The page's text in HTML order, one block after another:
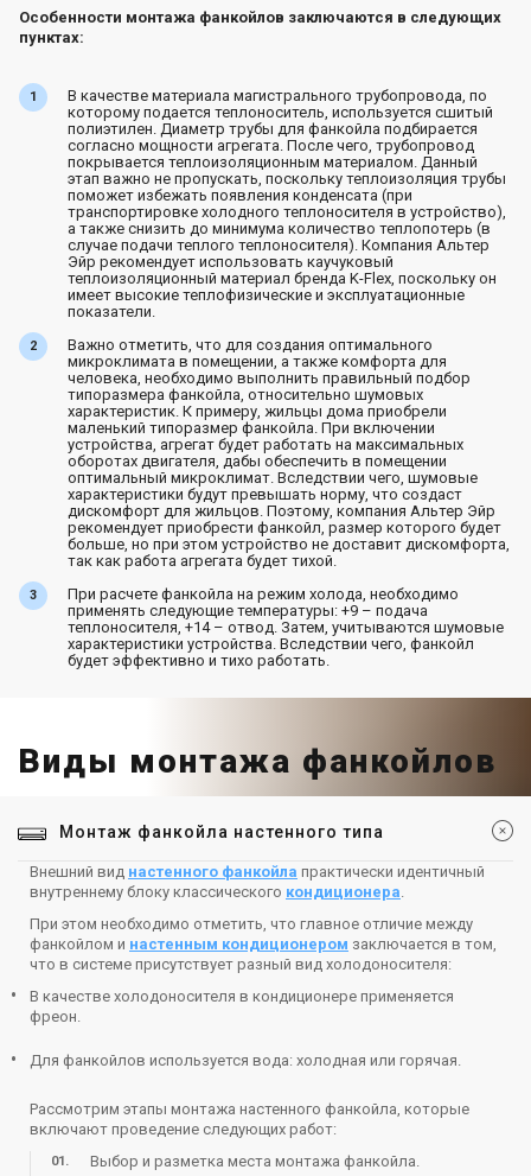
Особенности монтажа фанкойлов заключаются в следующих
пунктах:
В качестве материала магистрального трубопровода, по
которому подается теплоноситель, используется сшитый
полиэтилен. Диаметр трубы для фанкойла подбирается
согласно мощности агрегата. После чего, трубопровод
покрывается теплоизоляционным материалом. Данный
этап важно не пропускать, поскольку теплоизоляция трубы
поможет избежать появления конденсата (при
транспортировке холодного теплоносителя в устройство),
а также снизить до минимума количество теплопотерь (в
случае подачи теплого теплоносителя). Компания Альтер
Эйр рекомендует использовать каучуковый
теплоизоляционный материал бренда K-Flex, поскольку он
имеет высокие теплофизические и эксплуатационные
показатели.
Важно отметить, что для создания оптимального
микроклимата в помещении, а также комфорта для
человека, необходимо выполнить правильный подбор
типоразмера фанкойла, относительно шумовых
характеристик. К примеру, жильцы дома приобрели
маленький типоразмер фанкойла. При включении
устройства, агрегат будет работать на максимальных
оборотах двигателя, дабы обеспечить в помещении
оптимальный микроклимат. Вследствии чего, шумовые
характеристики будут превышать норму, что создаст
дискомфорт для жильцов. Поэтому, компания Альтер Эйр
рекомендует приобрести фанкойл, размер которого будет
больше, но при этом устройство не доставит дискомфорта,
так как работа агрегата будет тихой.
При расчете фанкойла на режим холода, необходимо
применять следующие температуры: +9 – подача
теплоносителя, +14 – отвод. Затем, учитываются шумовые
характеристики устройства. Вследствии чего, фанкойл
будет эффективно и тихо работать.
Виды монтажа фанкойлов
Монтаж фанкойла настенного типа
Внешний вид настенного фанкойла практически идентичный
внутреннему блоку классического кондиционера
При этом необходимо отметить, что главное отличие между
фанкойлом и настенным кондиционером заключается в том,
что в системе присутствует разный вид холодоносителя:
В качестве холодоносителя в кондиционере применяется
фреон.
Для фанкойлов используется вода: холодная или горячая.
Рассмотрим этапы монтажа настенного фанкойла, которые
включают проведение следующих работ:
Выбор и разметка места монтажа фанкойла.